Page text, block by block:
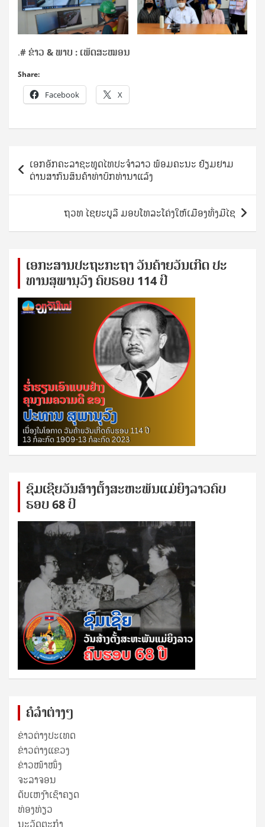
.# ຂ່າວ & ພາບ : ເພັດສະໝອນ
Share:
Facebook X
navigation
ເອກອັກຄະລາຊະທູດໄທປະຈຳລາວ ພ້ອມຄະນະ ຢ້ຽມຢາມ
ດ່ານສາກົນສິນຄ້າທ່າບົກທ່ານາແລ້ງ
ຖວ​ທ ໄຊຍະບູລີ ມອບໂທລະໂຄ່ງໃຫ້ເມືອງທົ່ງມີໄຊ
ເອ​ກະ​ສານ​ປະ​ຖະ​ກະ​ຖ​າ ວັນ​ຄ້າຍ​ວັນ​ເກີດ ປ​ະ​
ທານ​ສຸ​ພາ​ນຸ​ວົງ ຄົບ​ຮອບ 114 ປີ
ຊົ​ມ​ເຊີຍ​ວັນ​ສ້າງ​ຕັ້ງ​ສະ​ຫະ​ພັນ​ແມ່​ຍິງ​​ລາວຄົບ​
ຮອບ 68 ປິ
ຄໍລຳຕ່າງໆ
ຂ່າວຕ່າງປະເທດ
ຂ່າວ​ຕ່າງ​ແຂວງ
ຂ່າວໜ້າໜຶ່ງ
ຈະລາຈອນ
ດັບເຫງົາເຊົາຄຽດ
ທ່ອງທ່ຽວ
ນະວັດຕະກໍາ